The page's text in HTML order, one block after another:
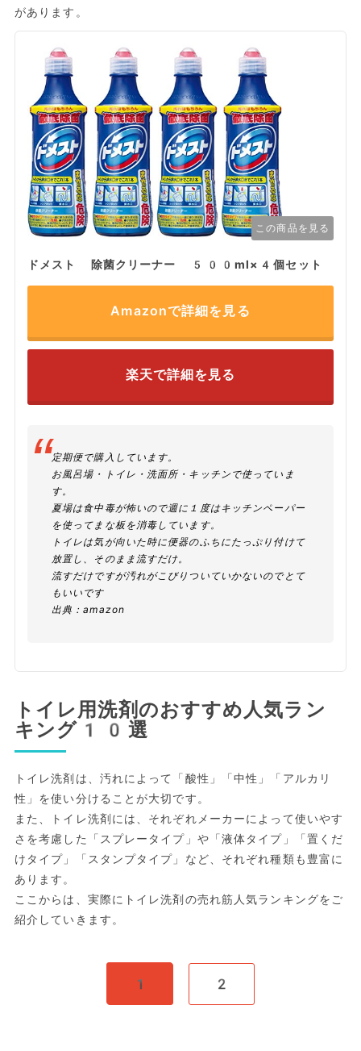
があります。
この商品を見る
ドメスト 除菌クリーナー 500ml×4個セット
Amazonで詳細を見る
楽天で詳細を見る
定期便で購入しています。
お風呂場・トイレ・洗面所・キッチンで使っていま
す。
夏場は食中毒が怖いので週に１度はキッチンペーパー
を使ってまな板を消毒しています。
トイレは気が向いた時に便器のふちにたっぷり付けて
放置し、そのまま流すだけ。
流すだけですが汚れがこびりついていかないのでとて
もいいです
出典：amazon
トイレ用洗剤のおすすめ人気ラン
キング10選
トイレ洗剤は、汚れによって「酸性」「中性」「アルカリ
性」を使い分けることが大切です。
また、トイレ洗剤には、それぞれメーカーによって使いやす
さを考慮した「スプレータイプ」や「液体タイプ」「置くだ
けタイプ」「スタンプタイプ」など、それぞれ種類も豊富に
あります。
ここからは、実際にトイレ洗剤の売れ筋人気ランキングをご
紹介していきます。
1 2